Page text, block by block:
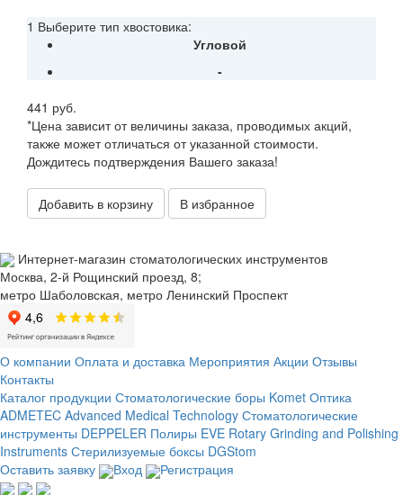
1 Выберите тип хвостовика:
Угловой
-
441 руб.
*Цена зависит от величины заказа, проводимых акций,
также может отличаться от указанной стоимости.
Дождитесь подтверждения Вашего заказа!
Добавить в корзину В избранное
Интернет-магазин стоматологических инструментов
Москва, 2-й Рощинский проезд, 8;
метро Шаболовская, метро Ленинский Проспект
О компании Оплата и доставка Мероприятия Акции Отзывы
Контакты
Каталог продукции Стоматологические боры Komet Оптика
ADMETEC Advanced Medical Technology Стоматологические
инструменты DEPPELER Полиры EVE Rotary Grinding and Polishing
Instruments Стерилизуемые боксы DGStom
Оставить заявку
Вход Регистрация